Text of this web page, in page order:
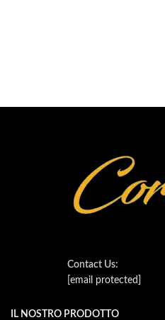
Contact Us:
[email protected]
IL NOSTRO PRODOTTO